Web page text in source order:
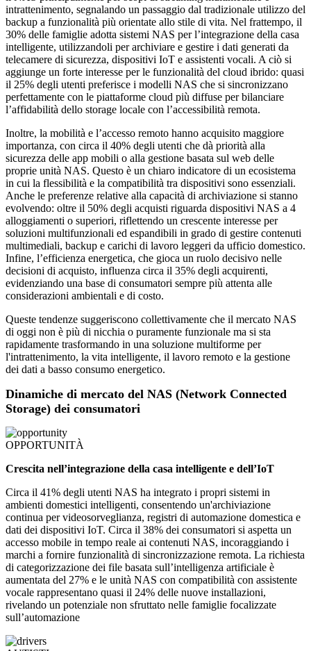
intrattenimento, segnalando un passaggio dal tradizionale utilizzo del
backup a funzionalità più orientate allo stile di vita. Nel frattempo, il
30% delle famiglie adotta sistemi NAS per l’integrazione della casa
intelligente, utilizzandoli per archiviare e gestire i dati generati da
telecamere di sicurezza, dispositivi IoT e assistenti vocali. A ciò si
aggiunge un forte interesse per le funzionalità del cloud ibrido: quasi
il 25% degli utenti preferisce i modelli NAS che si sincronizzano
perfettamente con le piattaforme cloud più diffuse per bilanciare
l’affidabilità dello storage locale con l’accessibilità remota.
Inoltre, la mobilità e l’accesso remoto hanno acquisito maggiore
importanza, con circa il 40% degli utenti che dà priorità alla
sicurezza delle app mobili o alla gestione basata sul web delle
proprie unità NAS. Questo è un chiaro indicatore di un ecosistema
in cui la flessibilità e la compatibilità tra dispositivi sono essenziali.
Anche le preferenze relative alla capacità di archiviazione si stanno
evolvendo: oltre il 50% degli acquisti riguarda dispositivi NAS a 4
alloggiamenti o superiori, riflettendo un crescente interesse per
soluzioni multifunzionali ed espandibili in grado di gestire contenuti
multimediali, backup e carichi di lavoro leggeri da ufficio domestico.
Infine, l’efficienza energetica, che gioca un ruolo decisivo nelle
decisioni di acquisto, influenza circa il 35% degli acquirenti,
evidenziando una base di consumatori sempre più attenta alle
considerazioni ambientali e di costo.
Queste tendenze suggeriscono collettivamente che il mercato NAS
di oggi non è più di nicchia o puramente funzionale ma si sta
rapidamente trasformando in una soluzione multiforme per
l'intrattenimento, la vita intelligente, il lavoro remoto e la gestione
dei dati a basso consumo energetico.
Dinamiche di mercato del NAS (Network Connected
Storage) dei consumatori
OPPORTUNITÀ
Crescita nell’integrazione della casa intelligente e dell’IoT
Circa il 41% degli utenti NAS ha integrato i propri sistemi in
ambienti domestici intelligenti, consentendo un'archiviazione
continua per videosorveglianza, registri di automazione domestica e
dati dei dispositivi IoT. Circa il 38% dei consumatori si aspetta un
accesso mobile in tempo reale ai contenuti NAS, incoraggiando i
marchi a fornire funzionalità di sincronizzazione remota. La richiesta
di categorizzazione dei file basata sull’intelligenza artificiale è
aumentata del 27% e le unità NAS con compatibilità con assistente
vocale rappresentano quasi il 24% delle nuove installazioni,
rivelando un potenziale non sfruttato nelle famiglie focalizzate
sull’automazione